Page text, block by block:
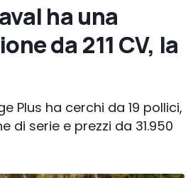
ha una
da 211 CV, la
Plus ha cerchi da 19 pollici,
di serie e prezzi da 31.950